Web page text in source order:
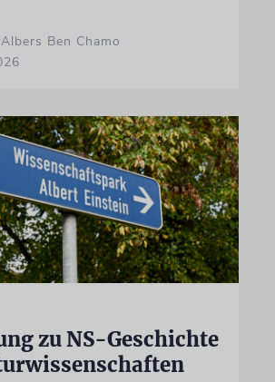
Ben Chamo
zu NS-Geschichte